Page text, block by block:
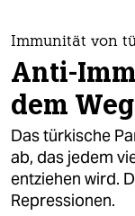
themen
politik
öko
gesellschaft
kultur
Immunität von
Anti-
dem Weg
Das türkische
ab, das jedem
entziehen wird.
Repressionen.